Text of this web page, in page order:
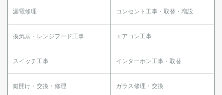
漏電修理 コンセント工事・取替・増設
換気扇・レンジフード工事 エアコン工事
スイッチ工事 インターホン工事・取替
鍵開け・交換・修理 ガラス修理・交換